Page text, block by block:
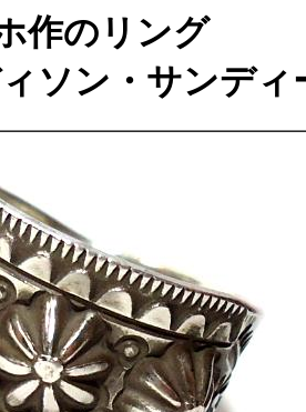
作のリング
ソン・サンデ